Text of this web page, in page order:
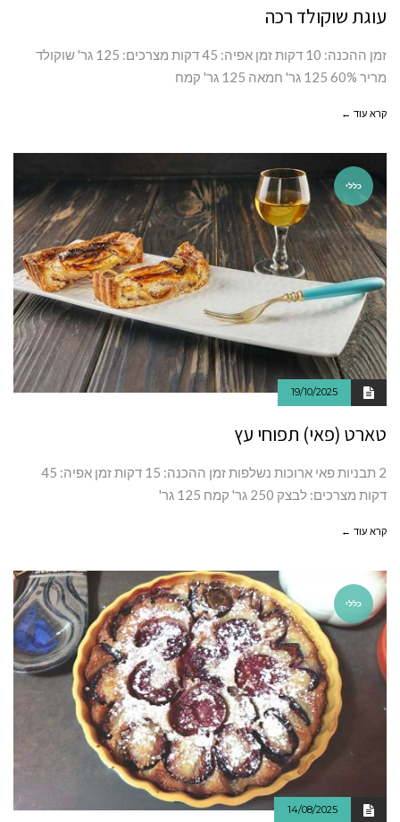
עוגת שוקולד רכה
זמן ההכנה: 10 דקות זמן אפיה: 45 דקות מצרכים: 125 גר' שוקולד
מריר 60% 125 גר' חמאה 125 גר' קמח
קרא עוד ←
כללי
19/10/2025
טארט (פאי) תפוחי עץ
2 תבניות פאי ארוכות נשלפות זמן ההכנה: 15 דקות זמן אפיה: 45
דקות מצרכים: לבצק 250 גר' קמח 125 גר'
קרא עוד ←
כללי
14/08/2025